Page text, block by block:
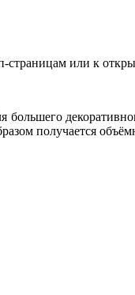
страницам или к
получается